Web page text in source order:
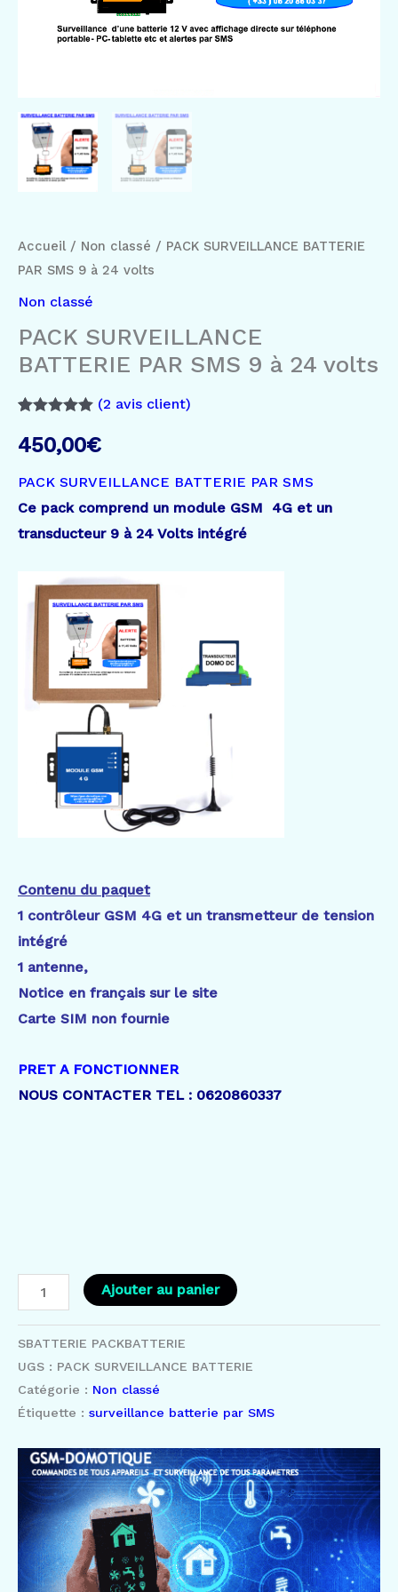
Accueil / Non classé / PACK SURVEILLANCE BATTERIE
PAR SMS 9 à 24 volts
Non classé
PACK SURVEILLANCE
BATTERIE PAR SMS 9 à 24 volts
sur 5 basé
sur
client
(2 avis client)
450,00€
PACK SURVEILLANCE BATTERIE PAR SMS
Ce pack comprend un module GSM 4G et un
transducteur 9 à 24 Volts intégré
Contenu du paquet
1 contrôleur GSM 4G et un transmetteur de tension
intégré
1 antenne,
Notice en français sur le site
Carte SIM non fournie
PRET A FONCTIONNER
NOUS CONTACTER TEL : 0620860337
Ajouter au panier
SBATTERIE PACKBATTERIE
UGS : PACK SURVEILLANCE BATTERIE
Catégorie : Non classé
Étiquette : surveillance batterie par SMS